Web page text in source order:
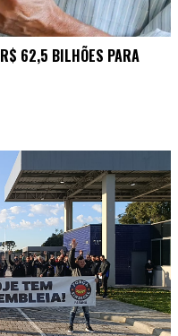
62,5 BILHÕES PARA